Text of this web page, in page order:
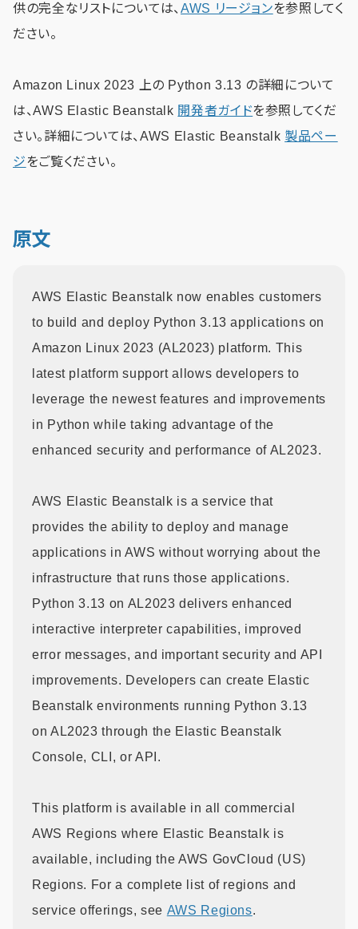
供の完全なリストについては、 AWS リージョンを参照してく
ださい。
Amazon Linux 2023 上の Python 3.13 の詳細について
は、AWS Elastic Beanstalk 開発者ガイドを参照してくだ
さい。詳細については、AWS Elastic Beanstalk 製品ペー
ジをご覧ください。
原文
AWS Elastic Beanstalk now enables customers
to build and deploy Python 3.13 applications on
Amazon Linux 2023 (AL2023) platform. This
latest platform support allows developers to
leverage the newest features and improvements
in Python while taking advantage of the
enhanced security and performance of AL2023.
AWS Elastic Beanstalk is a service that
provides the ability to deploy and manage
applications in AWS without worrying about the
infrastructure that runs those applications.
Python 3.13 on AL2023 delivers enhanced
interactive interpreter capabilities, improved
error messages, and important security and API
improvements. Developers can create Elastic
Beanstalk environments running Python 3.13
on AL2023 through the Elastic Beanstalk
Console, CLI, or API.
This platform is available in all commercial
AWS Regions where Elastic Beanstalk is
available, including the AWS GovCloud (US)
Regions. For a complete list of regions and
service offerings, see AWS Regions.